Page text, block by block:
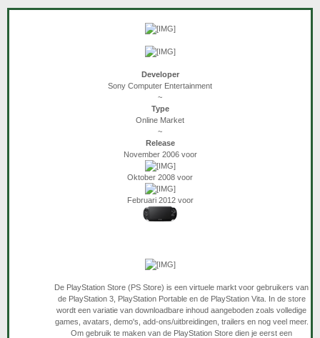
Developer
Sony Computer Entertainment
~
Type
Online Market
~
Release
November 2006 voor
Oktober 2008 voor
Februari 2012 voor
De PlayStation Store (PS Store) is een virtuele markt voor gebruikers van
de PlayStation 3, PlayStation Portable en de PlayStation Vita. In de store
wordt een variatie van downloadbare inhoud aangeboden zoals volledige
games, avatars, demo's, add-ons/uitbreidingen, trailers en nog veel meer.
Om gebruik te maken van de PlayStation Store dien je eerst een